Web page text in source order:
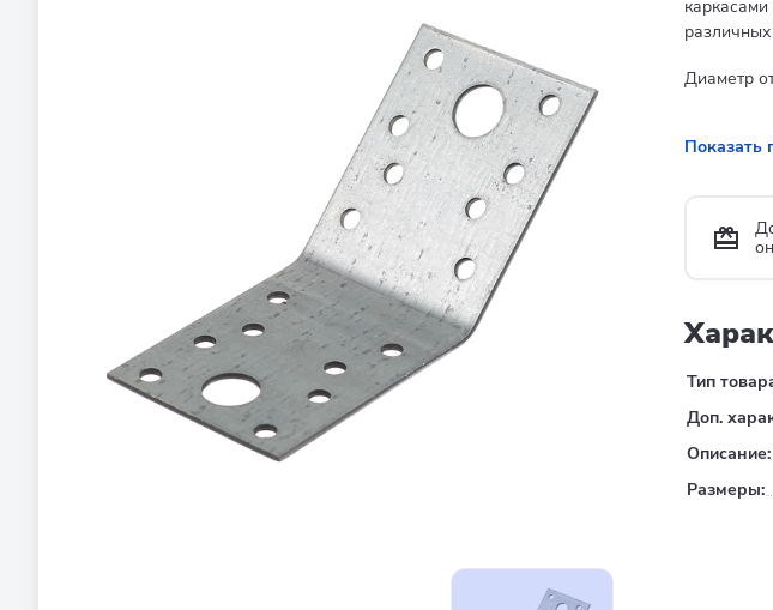
Диаметр
Показать
Тип
Доп.
Описание:
Размеры: